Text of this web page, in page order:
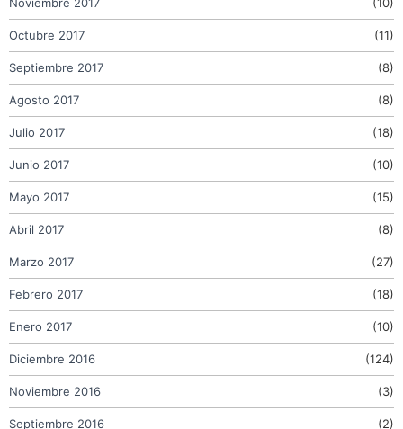
Octubre 2017 (11)
Septiembre 2017 (8)
Agosto 2017 (8)
Julio 2017 (18)
Junio 2017 (10)
Mayo 2017 (15)
Abril 2017 (8)
Marzo 2017 (27)
Febrero 2017 (18)
Enero 2017 (10)
Diciembre 2016 (124)
Noviembre 2016 (3)
Septiembre 2016 (2)